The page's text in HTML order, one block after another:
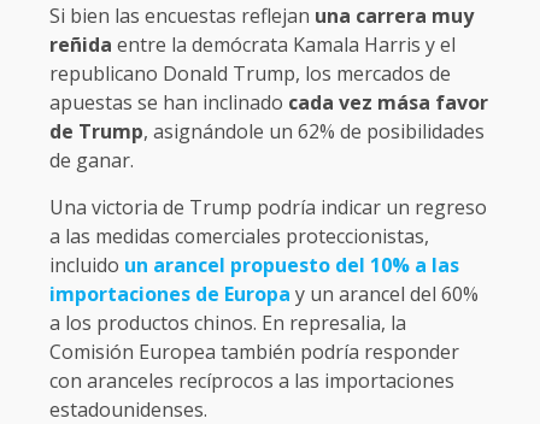
Si bien las encuestas reflejan una carrera muy
reñida entre la demócrata Kamala Harris y el
republicano Donald Trump, los mercados de
apuestas se han inclinado cada vez mása favor
de Trump, asignándole un 62% de posibilidades
de ganar.
Una victoria de Trump podría indicar un regreso
a las medidas comerciales proteccionistas,
incluido un arancel propuesto del 10% a las
importaciones de Europa y un arancel del 60%
a los productos chinos. En represalia, la
Comisión Europea también podría responder
con aranceles recíprocos a las importaciones
estadounidenses.